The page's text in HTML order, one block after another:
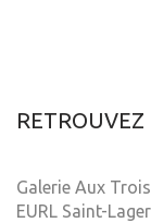
RETROUVEZ
Galerie Aux
EURL Saint-Lager